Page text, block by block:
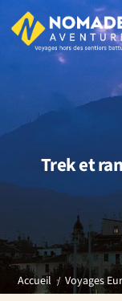
Trek et
Accueil Voyages